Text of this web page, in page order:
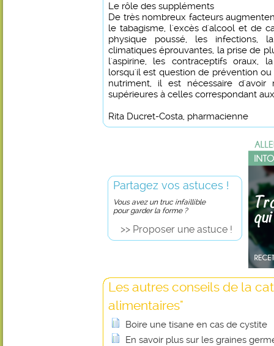
Le rôle des suppléments
De très nombreux facteurs
le tabagisme, l'excès d'alcool et de
physique poussé, les infections,
climatiques éprouvantes, la prise de
l'aspirine, les contraceptifs oraux,
lorsqu'il est question de prévention
nutriment, il est nécessaire
supérieures à celles correspondant
Rita Ducret-Costa, pharmacienne
Partagez vos astuces !
Vous avez un truc infaillible
pour garder la forme ?
>> Proposer une astuce !
Les autres conseils de la
alimentaires"
Boire une tisane en cas de cystite
En savoir plus sur les graines